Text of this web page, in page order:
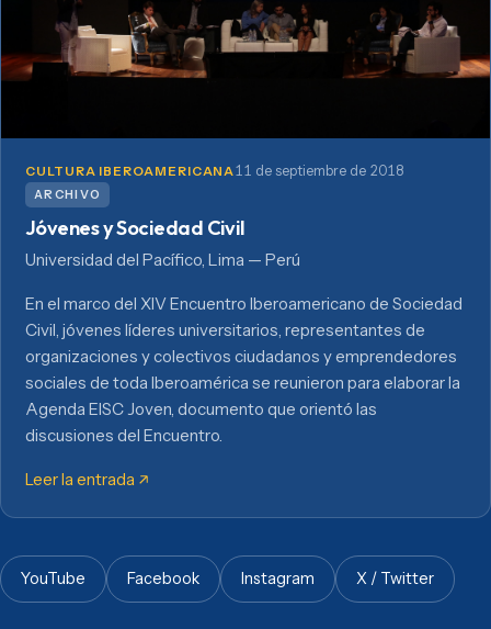
CULTURA IBEROAMERICANA 11 de septiembre de 2018
ARCHIVO
Jóvenes y Sociedad Civil
Universidad del Pacífico, Lima — Perú
En el marco del XIV Encuentro Iberoamericano de Sociedad
Civil, jóvenes líderes universitarios, representantes de
organizaciones y colectivos ciudadanos y emprendedores
sociales de toda Iberoamérica se reunieron para elaborar la
Agenda EISC Joven, documento que orientó las
discusiones del Encuentro.
Leer la entrada
YouTube Facebook Instagram X / Twitter